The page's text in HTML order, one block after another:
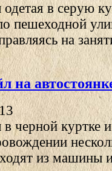
в серую
пешеходной
на
на
черной куртке
из машины